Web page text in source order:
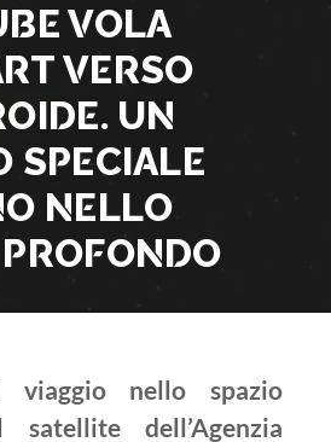
VOLA
VERSO
UN
SPECIALE
NELLO
nello spazio
dell’Agenzia